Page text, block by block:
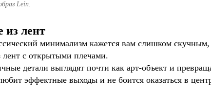
Lein.
из лент
минимализм кажется вам слишком
лент с открытыми плечами.
детали выглядят почти как арт-объект и
эффектные выходы и не боится оказаться в